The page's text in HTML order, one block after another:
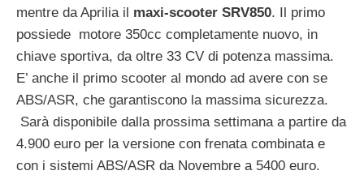
mentre da Aprilia il maxi-scooter SRV850. Il primo
possiede motore 350cc completamente nuovo, in
chiave sportiva, da oltre 33 CV di potenza massima.
E’ anche il primo scooter al mondo ad avere con se
ABS/ASR, che garantiscono la massima sicurezza.
Sarà disponibile dalla prossima settimana a partire da
4.900 euro per la versione con frenata combinata e
con i sistemi ABS/ASR da Novembre a 5400 euro.